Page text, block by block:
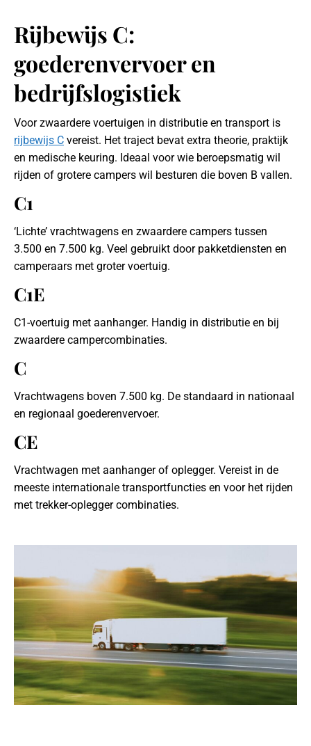
Rijbewijs C:
goederenvervoer en
bedrijfslogistiek
Voor zwaardere voertuigen in distributie en transport is
rijbewijs C vereist. Het traject bevat extra theorie, praktijk
en medische keuring. Ideaal voor wie beroepsmatig wil
rijden of grotere campers wil besturen die boven B vallen.
C1
‘Lichte’ vrachtwagens en zwaardere campers tussen
3.500 en 7.500 kg. Veel gebruikt door pakketdiensten en
camperaars met groter voertuig.
C1E
C1-voertuig met aanhanger. Handig in distributie en bij
zwaardere campercombinaties.
C
Vrachtwagens boven 7.500 kg. De standaard in nationaal
en regionaal goederenvervoer.
CE
Vrachtwagen met aanhanger of oplegger. Vereist in de
meeste internationale transportfuncties en voor het rijden
met trekker-oplegger combinaties.